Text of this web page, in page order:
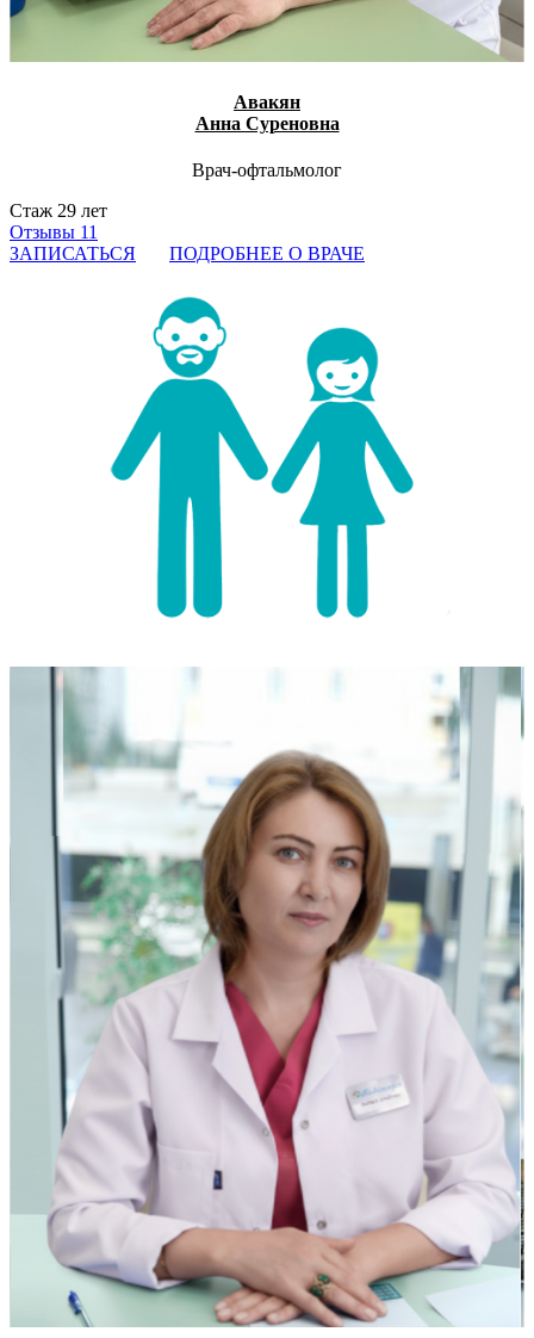
Авакян
Анна Суреновна
Врач-офтальмолог
Стаж 29 лет
Отзывы 11
ЗАПИСАТЬСЯ
ПОДРОБНЕЕ О ВРАЧЕ